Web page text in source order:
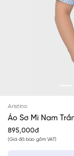
Aristino
Áo Sơ Mi Nam
895,000đ
(Giá đã bao gồm VAT)